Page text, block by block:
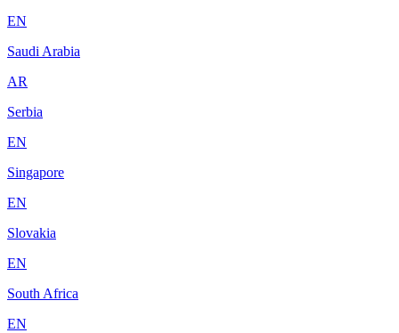
EN
Saudi Arabia
AR
Serbia
EN
Singapore
EN
Slovakia
EN
South Africa
EN